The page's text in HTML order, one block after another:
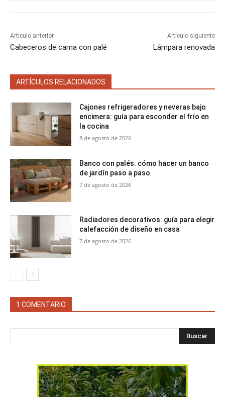
Artículo anterior
Cabeceros de cama con palé
Artículo siguiente
Lámpara renovada
ARTÍCULOS RELACIONADOS
Cajones refrigeradores y neveras bajo
encimera: guía para esconder el frío en
la cocina
8 de agosto de 2026
Banco con palés: cómo hacer un banco
de jardín paso a paso
7 de agosto de 2026
Radiadores decorativos: guía para elegir
calefacción de diseño en casa
7 de agosto de 2026
1 COMENTARIO
Buscar